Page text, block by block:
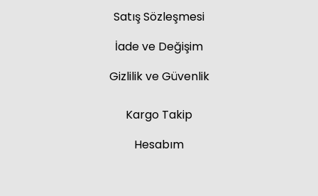
Satış Sözleşmesi
İade ve Değişim
Gizlilik ve Güvenlik
Kargo Takip
Hesabım